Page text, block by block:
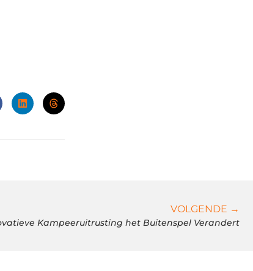
VOLGENDE →
Kampeeruitrusting het Buitenspel Verandert